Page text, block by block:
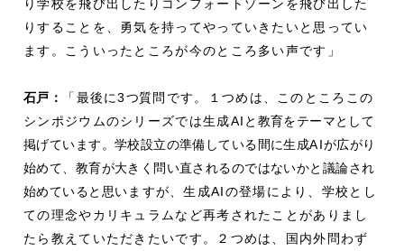
り学校を飛び出したりコンフォートゾーンを飛び出した
りすることを、勇気を持ってやっていきたいと思ってい
ます。こういったところが今のところ多い声です」
石戸 ： 「最後に3つ質問です。１つめは、このところこの
シンポジウムのシリーズでは生成AI と教育をテーマとして
掲げています。学校設立の準備している間に生成AIが広がり
始めて、教育が大きく問い直されるのではないかと議論され
始めていると思いますが、生成AIの登場により、学校とし
ての理念やカリキュラムなど再考されたことがありまし
たら教えていただきたいです。２つめは、国内外問わず